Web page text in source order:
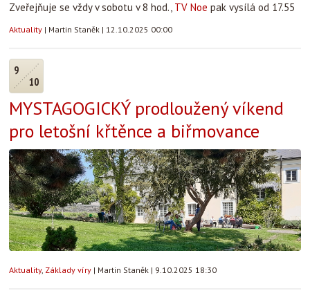
Zveřejňuje se vždy v sobotu v 8 hod., TV Noe pak vysílá od 17.55
Aktuality | Martin Staněk | 12.10.2025 00:00
9
10
MYSTAGOGICKÝ prodloužený víkend
pro letošní křtěnce a biřmovance
Aktuality, Základy víry | Martin Staněk | 9.10.2025 18:30